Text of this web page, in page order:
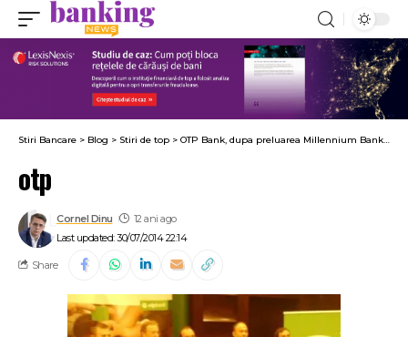
Stiri Bancare > Blog > Stiri de top > OTP Bank, dupa preluarea Millennium Bank: O sa incercam si alte achizitii
otp
Last updated: 30/07/2014 22:14
Cornel Dinu 12 ani ago
Share